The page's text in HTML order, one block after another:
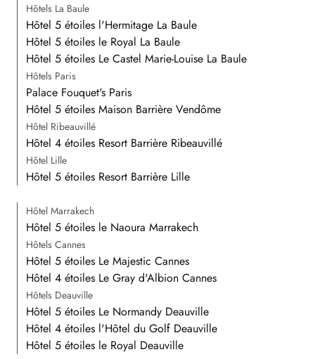
Hôtels La Baule
Hôtel 5 étoiles l'Hermitage La Baule
Hôtel 5 étoiles le Royal La Baule
Hôtel 5 étoiles Le Castel Marie-Louise La Baule
Hôtels Paris
Palace Fouquet's Paris
Hôtel 5 étoiles Maison Barrière Vendôme
Hôtel Ribeauvillé
Hôtel 4 étoiles Resort Barrière Ribeauvillé
Hôtel Lille
Hôtel 5 étoiles Resort Barrière Lille
Hôtel Marrakech
Hôtel 5 étoiles le Naoura Marrakech
Hôtels Cannes
Hôtel 5 étoiles Le Majestic Cannes
Hôtel 4 étoiles Le Gray d'Albion Cannes
Hôtels Deauville
Hôtel 5 étoiles Le Normandy Deauville
Hôtel 4 étoiles l'Hôtel du Golf Deauville
Hôtel 5 étoiles le Royal Deauville